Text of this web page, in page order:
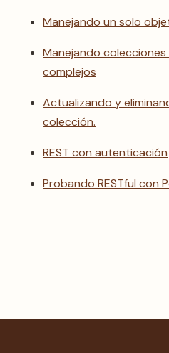
Manejando un solo
Manejando
complejos
Actualizando y
colección.
REST con autenticación
Probando RESTful con